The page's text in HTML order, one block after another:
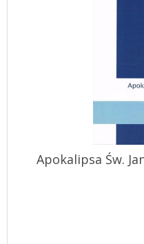
Apokalipsa Św.